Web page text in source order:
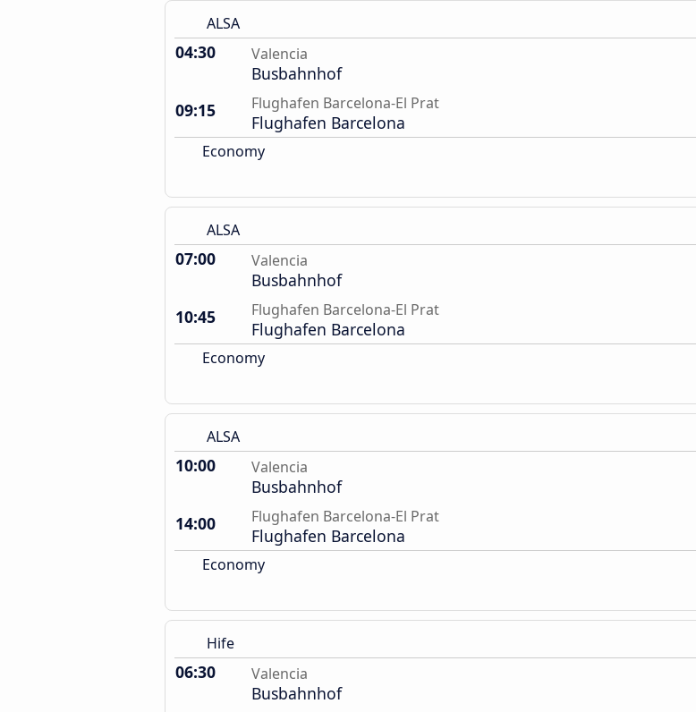
ALSA
04:30 Valencia
Busbahnhof
09:15
Flughafen Barcelona-El Prat
Flughafen Barcelona
Economy
ALSA
07:00 Valencia
Busbahnhof
10:45
Flughafen Barcelona-El Prat
Flughafen Barcelona
Economy
ALSA
10:00 Valencia
Busbahnhof
14:00
Flughafen Barcelona-El Prat
Flughafen Barcelona
Economy
Hife
06:30 Valencia
Busbahnhof